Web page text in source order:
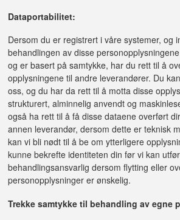
Dataportabilitet:
Dersom du er registrert i våre systemer, og
behandlingen av disse
og er basert på samtykke, har du rett til å
opplysningene til andre leverandører. Du
oss, og du har da rett til å motta disse
strukturert, alminnelig anvendt og
også ha rett til å få disse dataene overført
annen leverandør, dersom dette er teknisk
kan vi bli nødt til å be om ytterligere
kunne bekrefte identiteten din før vi kan
behandlingsansvarlig dersom flytting eller
personopplysninger er ønskelig.
Trekke samtykke til behandling av egne